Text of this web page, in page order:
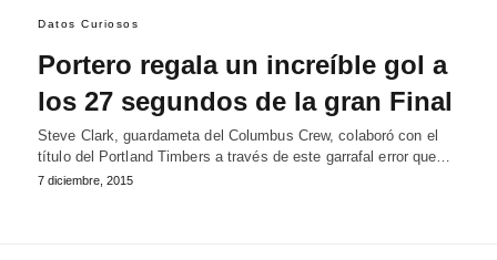
Datos Curiosos
Portero regala un increíble gol a
los 27 segundos de la gran Final
Steve Clark, guardameta del Columbus Crew, colaboró con el
título del Portland Timbers a través de este garrafal error que…
7 diciembre, 2015